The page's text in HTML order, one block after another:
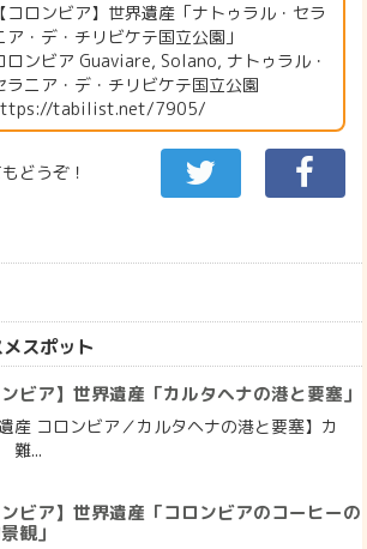
【コロンビア】世界遺産「ナトゥラル・セラ
ア・デ・チリビケテ国立公園」
ロンビア Guaviare, Solano, ナトゥラル・
ラニア・デ・チリビケテ国立公園
tabilist.net/7905/
どうぞ！
スポット
ンビア】世界遺産「カルタヘナの港と要塞」
遺産 コロンビア／カルタヘナの港と要塞】カ
難...
ンビア】世界遺産「コロンビアのコーヒーの
観」